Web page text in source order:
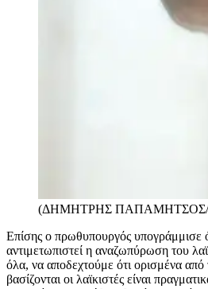
(ΔΗΜΗΤΡΗΣ ΠΑΠΑΜΗΤΣΟΣ/
Επίσης ο πρωθυπουργός υπογράμμισε
αντιμετωπιστεί η αναζωπύρωση του
όλα, να αποδεχτούμε ότι ορισμένα
βασίζονται οι λαϊκιστές είναι